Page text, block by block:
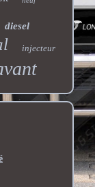
diesel
injecteur